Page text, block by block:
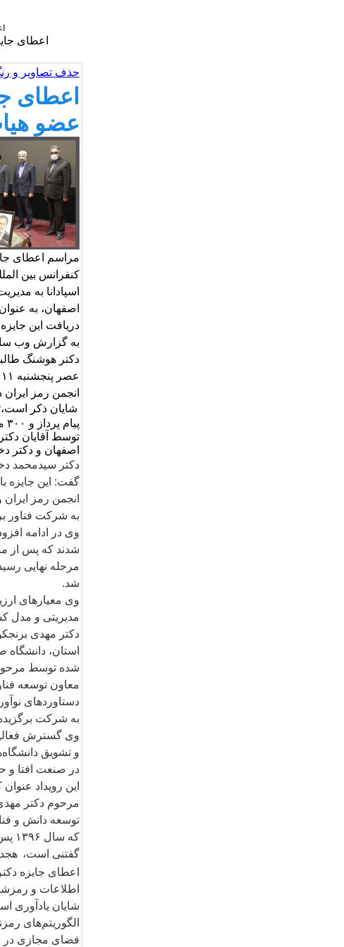
اعطای
حذف تصاویر و
اعطای
عضو
مراسم اعطای
کنفرانس بین
اسپادانا به
اصفهان، به
دریافت این
به گزارش وب
دکتر هوشنگ
عصر پنجشنبه ۱۱
انجمن رمز
شایان ذکر
پیام پرداز و ۳۰۰
توسط آقایان
اصفهان و دکتر
دکتر سیدمحمد
گفت: این جایزه
انجمن رمز
به شرکت فناور
وی در ادامه
شدند که پس از
مرحله نهایی
شد.
وی معیارهای
مدیریتی و مدل
دکتر مهدی
استان،
شده توسط
معاون توسعه
دستاوردهای
به شرکت
وی گسترش
و تشویق
در صنعت افتا و
این رویداد عنوان
مرحوم دکتر
توسعه دانش و
که سال ۱۳۹۶
گفتنی است،
اعطای جایزه
اطلاعات و
شایان یادآوری
الگوریتم‌های
فضای مجازی در